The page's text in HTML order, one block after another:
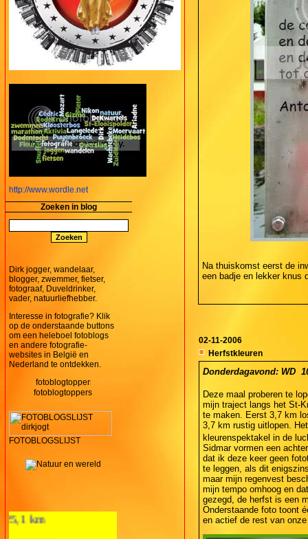
http://www.wordle.net
Zoeken in blog
Dirk jogger, wandelaar,
blogger, zwemmer, fietser,
fotograaf, Duveldrinker,
vader, natuurliefhebber.
Interesse in fotografie? Klik
op de onderstaande buttons
om een heleboel fotoblogs
en andere fotografie-
websites in België en
Nederland te ontdekken.
fotoblogtoppers
FOTOBLOGSLIJST
Aantal loopkm's 2012: 125,1 km
Na thuiskomst eerst de
een badje en lekker knus
02-11-2006
Herfstkleuren
Donderdagavond: WD 
Deze maal proberen te
mijn traject langs het St-
te maken. Eerst 3,7 km
3,7 km rustig uitlopen.
kleurenspektakel in de
Sidmar vormen een
dat ik deze keer geen
te leggen, als dit
maar mijn regenvest
mijn tempo omhoog en
gezegd, de herfst is een
Onderstaande foto toont
en actief de rest van